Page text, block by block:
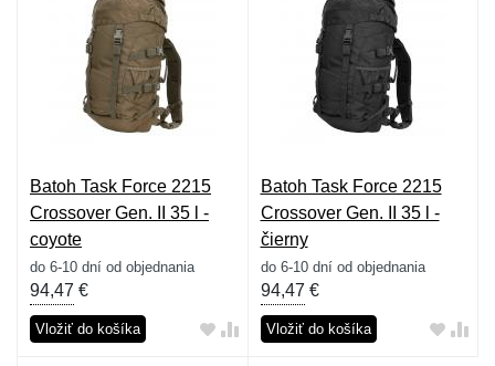
Batoh Task Force 2215
Crossover Gen. II 35 l -
coyote
do 6-10 dní od objednania
94,47 €
Vložiť do košíka
Batoh Task Force 2215
Crossover Gen. II 35 l -
čierny
do 6-10 dní od objednania
94,47 €
Vložiť do košíka